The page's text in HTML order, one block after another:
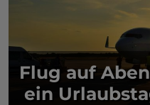
Flug auf
ein